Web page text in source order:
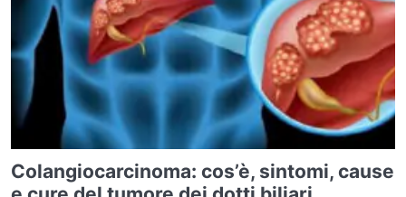
Colangiocarcinoma: cos’è, sintomi, cause